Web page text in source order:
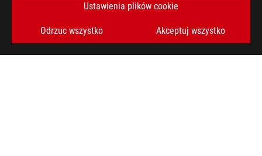
Ustawienia plików cookie
Odrzuc wszystko Akceptuj wszystko